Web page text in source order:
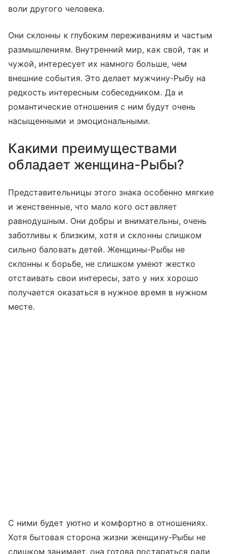
воли другого человека.
Они склонны к глубоким переживаниям и частым
размышлениям. Внутренний мир, как свой, так и
чужой, интересует их намного больше, чем
внешние события. Это делает мужчину-Рыбу на
редкость интересным собеседником. Да и
романтические отношения с ним будут очень
насыщенными и эмоциональными.
Какими преимуществами
обладает женщина-Рыбы?
Представительницы этого знака особенно мягкие
и женственные, что мало кого оставляет
равнодушным. Они добры и внимательны, очень
заботливы к близким, хотя и склонны слишком
сильно баловать детей. Женщины-Рыбы не
склонны к борьбе, не слишком умеют жестко
отстаивать свои интересы, зато у них хорошо
получается оказаться в нужное время в нужном
месте.
С ними будет уютно и комфортно в отношениях.
Хотя бытовая сторона жизни женщину-Рыбы не
слишком занимает, она готова постараться ради